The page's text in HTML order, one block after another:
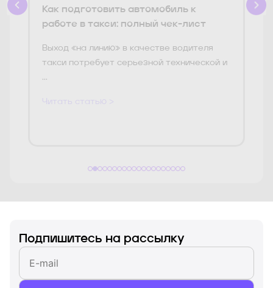
Как подготовить автомобиль к
работе в такси: полный чек-лист
Выход «на линию» в качестве водителя
такси потребует серьезной технической и
...
Читать статью >
Подпишитесь на рассылку